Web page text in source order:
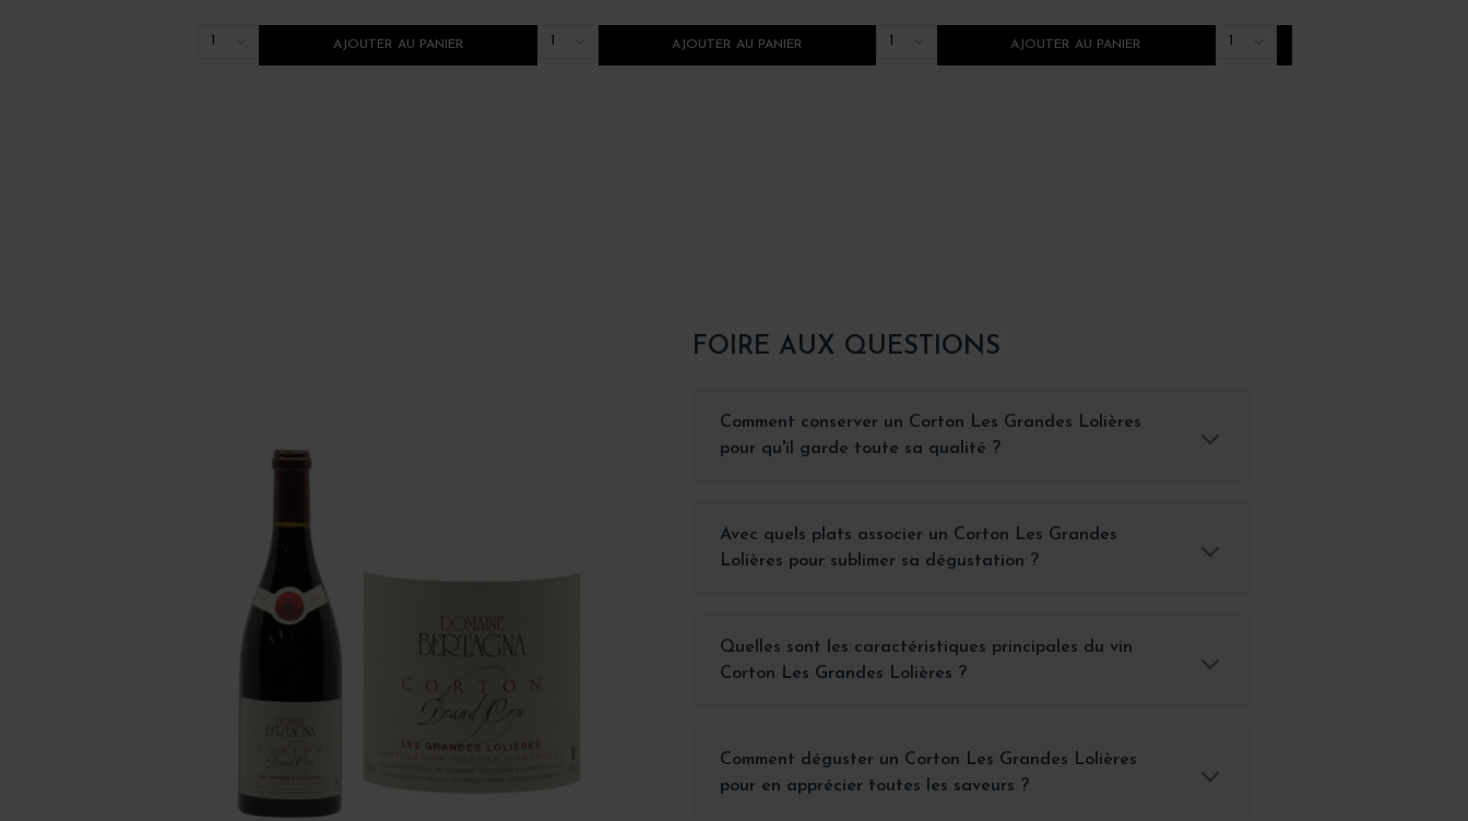
AJOUTER AU PANIER AJOUTER AU PANIER AJOUTER AU PANIER
FOIRE AUX QUESTIONS
Comment conserver un Corton Les Grandes Lolières
pour qu'il garde toute sa qualité ?
Avec quels plats associer un Corton Les Grandes
Lolières pour sublimer sa dégustation ?
Quelles sont les caractéristiques principales du vin
Corton Les Grandes Lolières ?
Comment déguster un Corton Les Grandes Lolières
pour en apprécier toutes les saveurs ?